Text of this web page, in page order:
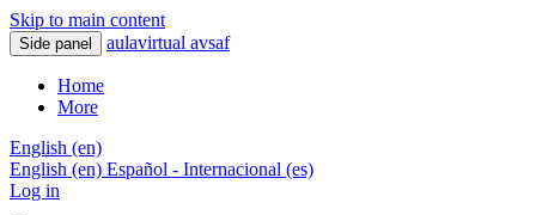
Skip to main content
Side panel aulavirtual avsaf
Home
More
English ‎(en)‎
English ‎(en)‎ Español - Internacional ‎(es)‎
Log in